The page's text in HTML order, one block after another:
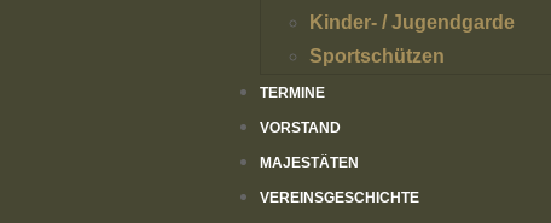
Kinder- / Jugendgarde
Sportschützen
TERMINE
VORSTAND
MAJESTÄTEN
VEREINSGESCHICHTE